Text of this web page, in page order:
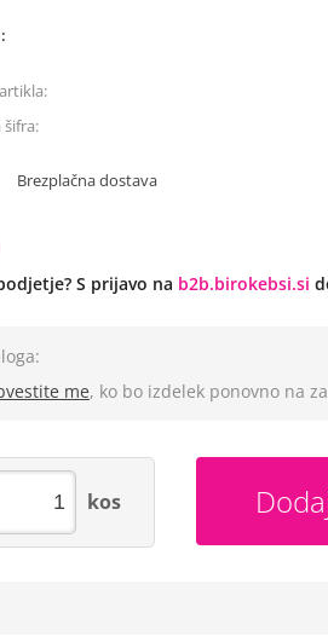
šifra:
Brezplačna dostava
S prijavo na b2b.birokebsi.si
me, ko bo izdelek ponovno na
kos